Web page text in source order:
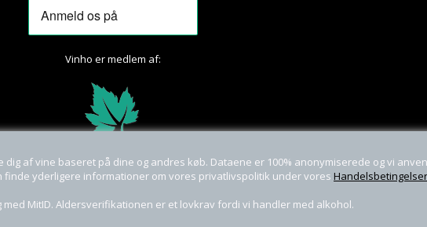
af vine baseret på dine og andres køb. Dataene er 100% anonymiserede og vi
yderligere informationer om vores privatlivspolitik under vores Handelsbetingelser
MitID. Aldersverifikationen er et lovkrav fordi vi handler med alkohol.
Vinho er medlem af: